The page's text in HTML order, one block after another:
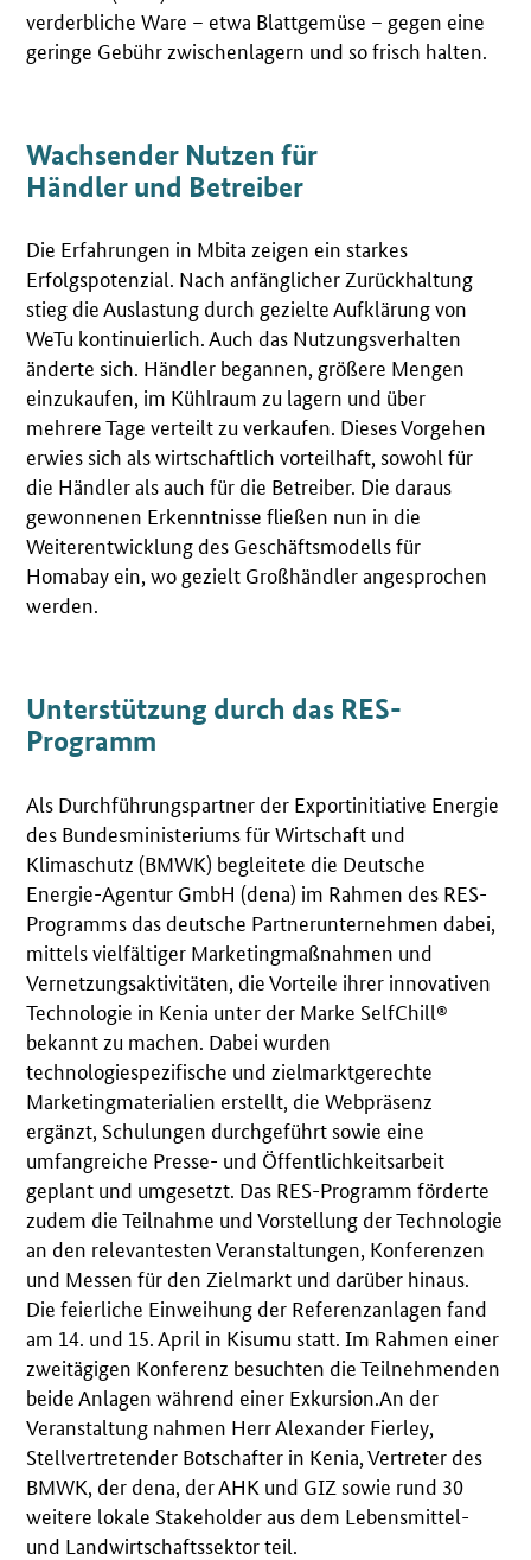
verderbliche Ware – etwa Blattgemüse – gegen eine
geringe Gebühr zwischenlagern und so frisch halten.
Wachsender Nutzen für
Händler und Betreiber
Die Erfahrungen in Mbita zeigen ein starkes
Erfolgspotenzial. Nach anfänglicher Zurückhaltung
stieg die Auslastung durch gezielte Aufklärung von
WeTu kontinuierlich. Auch das Nutzungsverhalten
änderte sich. Händler begannen, größere Mengen
einzukaufen, im Kühlraum zu lagern und über
mehrere Tage verteilt zu verkaufen. Dieses Vorgehen
erwies sich als wirtschaftlich vorteilhaft, sowohl für
die Händler als auch für die Betreiber. Die daraus
gewonnenen Erkenntnisse fließen nun in die
Weiterentwicklung des Geschäftsmodells für
Homabay ein, wo gezielt Großhändler angesprochen
werden.
Unterstützung durch das RES-
Programm
Als Durchführungspartner der Exportinitiative Energie
des Bundesministeriums für Wirtschaft und
Klimaschutz (BMWK) begleitete die Deutsche
Energie-Agentur GmbH (dena) im Rahmen des RES-
Programms das deutsche Partnerunternehmen dabei,
mittels vielfältiger Marketingmaßnahmen und
Vernetzungsaktivitäten, die Vorteile ihrer innovativen
Technologie in Kenia unter der Marke SelfChill®
bekannt zu machen. Dabei wurden
technologiespezifische und zielmarktgerechte
Marketingmaterialien erstellt, die Webpräsenz
ergänzt, Schulungen durchgeführt sowie eine
umfangreiche Presse- und Öffentlichkeitsarbeit
geplant und umgesetzt. Das RES-Programm förderte
zudem die Teilnahme und Vorstellung der Technologie
an den relevantesten Veranstaltungen, Konferenzen
und Messen für den Zielmarkt und darüber hinaus.
Die feierliche Einweihung der Referenzanlagen fand
am 14. und 15. April in Kisumu statt. Im Rahmen einer
zweitägigen Konferenz besuchten die Teilnehmenden
beide Anlagen während einer Exkursion.An der
Veranstaltung nahmen Herr Alexander Fierley,
Stellvertretender Botschafter in Kenia, Vertreter des
BMWK, der dena, der AHK und GIZ sowie rund 30
weitere lokale Stakeholder aus dem Lebensmittel-
und Landwirtschaftssektor teil.